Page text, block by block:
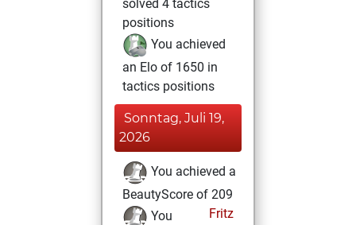
solved 4 tactics
positions
You achieved
an Elo of 1650 in
tactics positions
Sonntag, Juli 19,
2026
You achieved a
BeautyScore of 209
Fritz
You